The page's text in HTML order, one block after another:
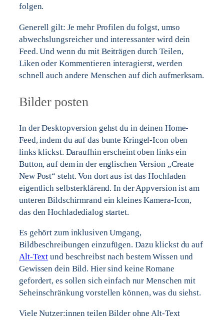
folgen.
Generell gilt: Je mehr Profilen du folgst, umso
abwechslungsreicher und interessanter wird dein
Feed. Und wenn du mit Beiträgen durch Teilen,
Liken oder Kommentieren interagierst, werden
schnell auch andere Menschen auf dich aufmerksam.
Bilder posten
In der Desktopversion gehst du in deinen Home-
Feed, indem du auf das bunte Kringel-Icon oben
links klickst. Daraufhin erscheint oben links ein
Button, auf dem in der englischen Version „Create
New Post“ steht. Von dort aus ist das Hochladen
eigentlich selbsterklärend. In der Appversion ist am
unteren Bildschirmrand ein kleines Kamera-Icon,
das den Hochladedialog startet.
Es gehört zum inklusiven Umgang,
Bildbeschreibungen einzufügen. Dazu klickst du auf
Alt-Text und beschreibst nach bestem Wissen und
Gewissen dein Bild. Hier sind keine Romane
gefordert, es sollen sich einfach nur Menschen mit
Seheinschränkung vorstellen können, was du siehst.
Viele Nutzer:innen teilen Bilder ohne Alt-Text